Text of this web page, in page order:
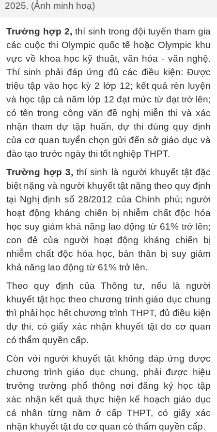
2025. (Ảnh minh hoạ)
Trường hợp 2, thí sinh trong đội tuyển tham gia
các cuộc thi Olympic quốc tế hoặc Olympic khu
vực về khoa học kỹ thuật, văn hóa - văn nghệ.
Thí sinh phải đáp ứng đủ các điều kiện: Được
triệu tập vào học kỳ 2 lớp 12; kết quả rèn luyện
và học tập cả năm lớp 12 đạt mức từ đạt trở lên;
có tên trong công văn đề nghị miễn thi và xác
nhận tham dự tập huấn, dự thi đúng quy định
của cơ quan tuyển chọn gửi đến sở giáo dục và
đào tạo trước ngày thi tốt nghiệp THPT.
Trường hợp 3, thí sinh là người khuyết tật đặc
biệt nặng và người khuyết tật nặng theo quy định
tại Nghị định số 28/2012 của Chính phủ; người
hoạt động kháng chiến bị nhiễm chất độc hóa
học suy giảm khả năng lao động từ 61% trở lên;
con đẻ của người hoạt động kháng chiến bị
nhiễm chất độc hóa học, bản thân bị suy giảm
khả năng lao động từ 61% trở lên.
Theo quy định của Thông tư, nếu là người
khuyết tật học theo chương trình giáo dục chung
thì phải học hết chương trình THPT, đủ điều kiện
dự thi, có giấy xác nhận khuyết tật do cơ quan
có thẩm quyền cấp.
Còn với người khuyết tật không đáp ứng được
chương trình giáo dục chung, phải được hiệu
trưởng trường phổ thông nơi đăng ký học tập
xác nhận kết quả thực hiện kế hoạch giáo dục
cá nhân từng năm ở cấp THPT, có giấy xác
nhận khuyết tật do cơ quan có thẩm quyền cấp.